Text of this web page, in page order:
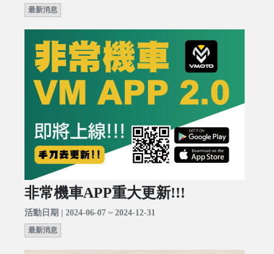
最新消息
非常機車APP重大更新!!!
活動日期 | 2024-06-07 ~ 2024-12-31
最新消息